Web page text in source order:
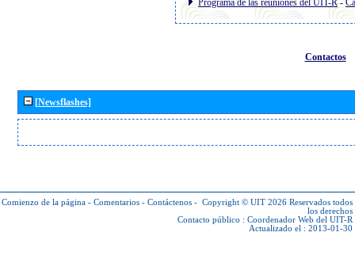
Contactos
[Newsflashes]
Comienzo de la página - Comentarios - Contáctenos - Copyright © UIT 2026 Reservados todos
los derechos
Contacto público : Coordenador Web del UIT-R
Actualizado el : 2013-01-30